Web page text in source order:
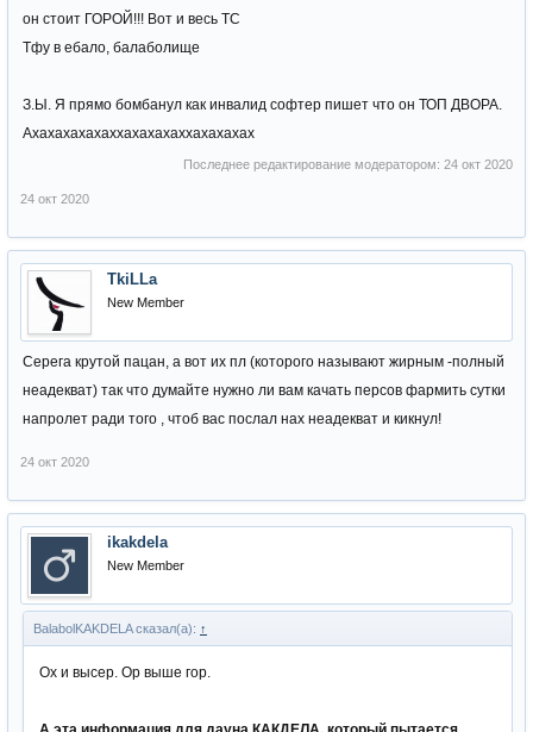
он стоит ГОРОЙ!!! Вот и весь ТС
Тфу в ебало, балаболище
З.Ы. Я прямо бомбанул как инвалид софтер пишет что он ТОП ДВОРА.
Ахахахахахаххахахахаххахахахах
Последнее редактирование модератором: 24 окт 2020
24 окт 2020
TkiLLa
New Member
Серега крутой пацан, а вот их пл (которого называют жирным -полный
неадекват) так что думайте нужно ли вам качать персов фармить сутки
напролет ради того , чтоб вас послал нах неадекват и кикнул!
24 окт 2020
ikakdela
New Member
BalabolKAKDELA сказал(а): ↑
Ох и высер. Ор выше гор.